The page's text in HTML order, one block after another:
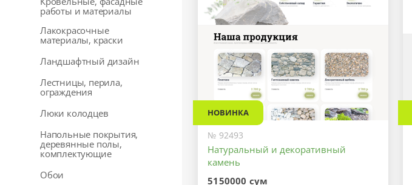
работы и материалы
Лакокрасочные
материалы, краски
Ландшафтный дизайн
Лестницы, перила,
ограждения
Люки колодцев
Напольные покрытия,
деревянные полы,
комплектующие
Обои
НОВИНКА
№ 92493
Натуральный и декоративный
камень
5150000 сум